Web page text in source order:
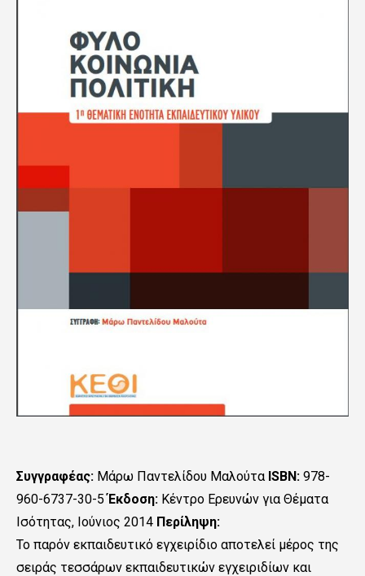
Συγγραφέας: Μάρω Παντελίδου Μαλούτα ISBN: 978-
960-6737-30-5Έκδοση: Κέντρο Ερευνών για Θέματα
Ισότητας, Ιούνιος 2014 Περίληψη:
Το παρόν εκπαιδευτικό εγχειρίδιο αποτελεί μέρος της
σειράς τεσσάρων εκπαιδευτικών εγχειριδίων και